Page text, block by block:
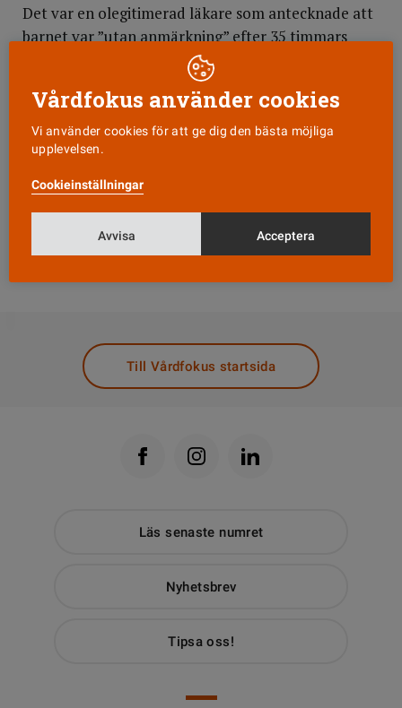
Det var en olegitimerad läkare som antecknade att
barnet var ”utan anmärkning” efter 35 timmars
vård. Kvinnan hade då inte särskilt påpekat sin oro
eftersom hon trodde att läkaren hade fått veta om
den. Hennes oro hade dock inte dokumenterats i
journalen.
signalerna. Neonatalavdelningen har sedan
händelsen infört rutinen att alltid ha en legitimerad
läkare närvarande vid de här undersökningarna,
Till Vårdfokus startsida
Läs senaste numret
Nyhetsbrev
Tipsa oss!
Vårdfokus använder cookies
Vi använder cookies för att ge dig den bästa möjliga
upplevelsen.
Cookieinställningar
Avvisa Acceptera